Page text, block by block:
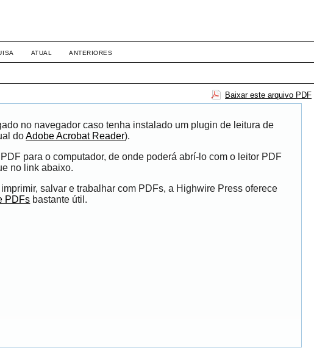
ATUAL ANTERIORES
Baixar este arquivo PDF
no navegador caso tenha instalado um plugin de leitura de
doAdobe Acrobat Reader).
para o computador, de onde poderá abrí-lo com o leitor PDF
no link abaixo.
salvar e trabalhar com PDFs, a Highwire Press oferece
PDFs bastante útil.